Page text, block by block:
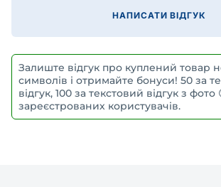
НАПИСАТИ ВІДГУК
Залиште відгук про куплений товар
символів і отримайте бонуси! 50 за
відгук, 100 за текстовий відгук з фото
зареєстрованих користувачів.